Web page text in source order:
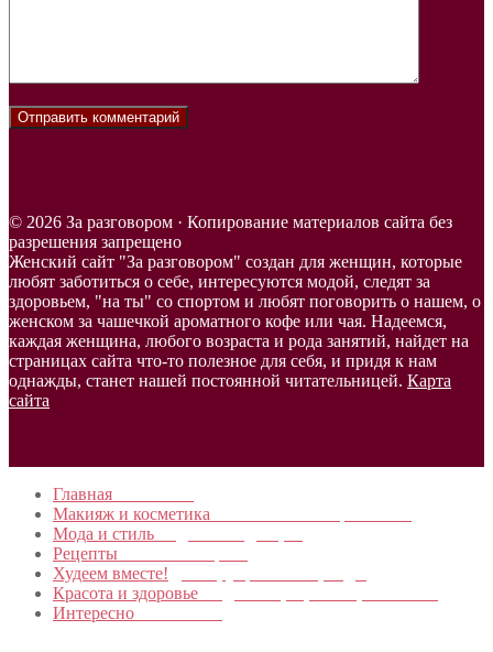
© 2026 За разговором · Копирование материалов сайта без
разрешения запрещено
Женский сайт "За разговором" создан для женщин, которые
любят заботиться о себе, интересуются модой, следят за
здоровьем, "на ты" со спортом и любят поговорить о нашем, о
женском за чашечкой ароматного кофе или чая. Надеемся,
каждая женщина, любого возраста и рода занятий, найдет на
страницах сайта что-то полезное для себя, и придя к нам
однажды, станет нашей постоянной читательницей. Карта
сайта
Главная
Макияж и косметика
Мода и стиль
Рецепты
Худеем вместе!
Красота и здоровье
Интересно